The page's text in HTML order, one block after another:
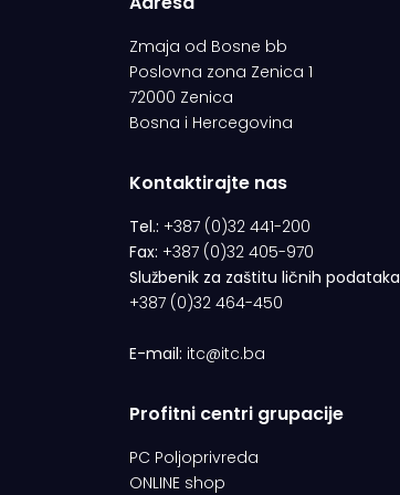
Zmaja od Bosne bb
Poslovna zona Zenica 1
72000 Zenica
Bosna i Hercegovina
Kontaktirajte nas
Tel.: +387 (0)32 441-200
Fax: +387 (0)32 405-970
Službenik za zaštitu ličnih podataka
+387 (0)32 464-450
E-mail: itc@itc.ba
Profitni centri grupacije
PC Poljoprivreda
ONLINE shop